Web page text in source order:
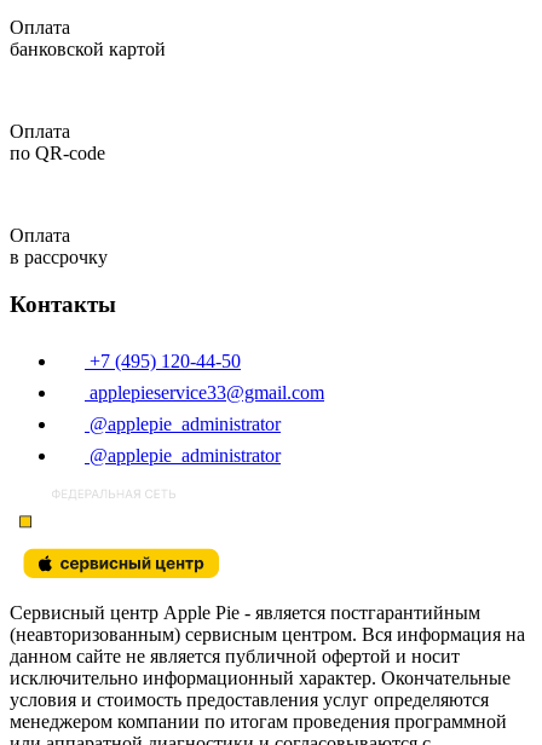
Оплата
банковской картой
Оплата
по QR-code
Оплата
в рассрочку
Контакты
+7 (495) 120-44-50
applepieservice33@gmail.com
@applepie_administrator
@applepie_administrator
Сервисный центр Apple Pie - является постгарантийным
(неавторизованным) сервисным центром. Вся информация на
данном сайте не является публичной офертой и носит
исключительно информационный характер. Окончательные
условия и стоимость предоставления услуг определяются
менеджером компании по итогам проведения программной